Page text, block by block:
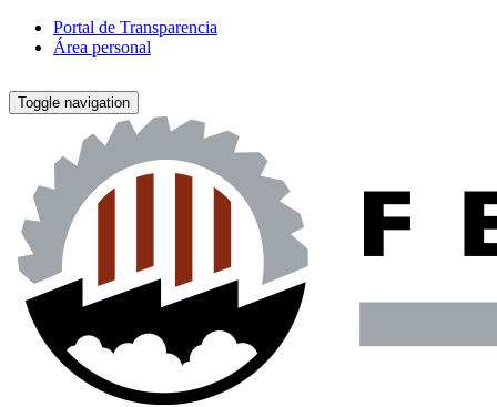
Portal de Transparencia
Área personal
Toggle navigation